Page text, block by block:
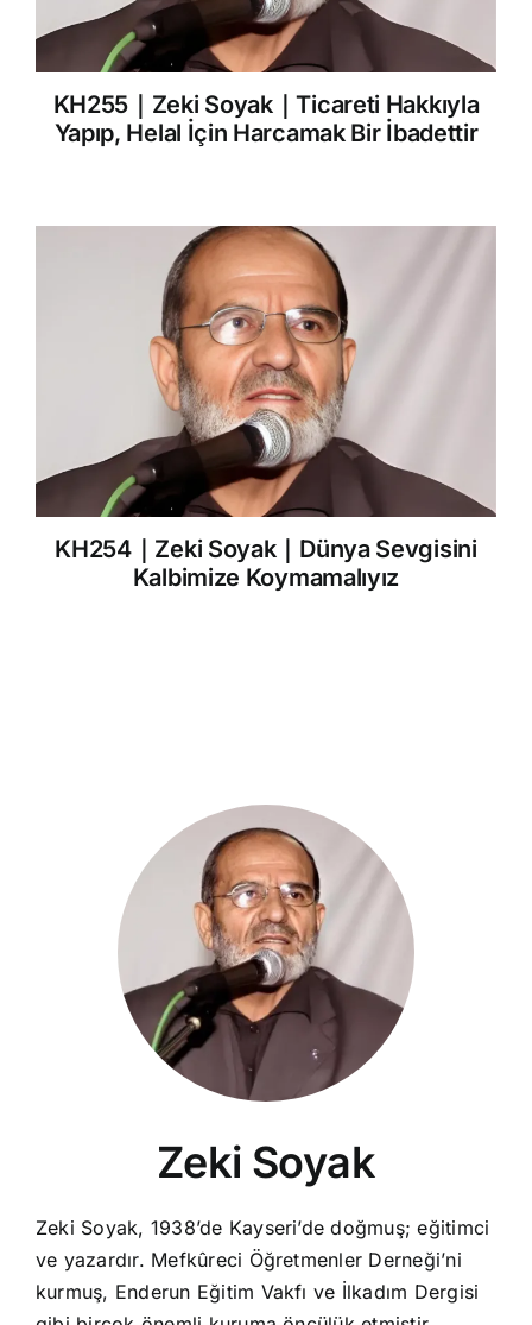
KH255｜Zeki Soyak｜Ticareti Hakkıyla
Yapıp, Helal İçin Harcamak Bir İbadettir
KH254｜Zeki Soyak｜Dünya Sevgisini
Kalbimize Koymamalıyız
Zeki Soyak
Zeki Soyak, 1938’de Kayseri’de doğmuş; eğitimci
ve yazardır. Mefkûreci Öğretmenler Derneği’ni
kurmuş, Enderun Eğitim Vakfı ve İlkadım Dergisi